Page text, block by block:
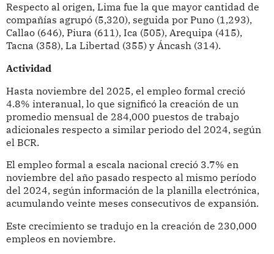
Respecto al origen, Lima fue la que mayor cantidad de
compañías agrupó (5,320), seguida por Puno (1,293),
Callao (646), Piura (611), Ica (505), Arequipa (415),
Tacna (358), La Libertad (355) y Áncash (314).
Actividad
Hasta noviembre del 2025, el empleo formal creció
4.8% interanual, lo que significó la creación de un
promedio mensual de 284,000 puestos de trabajo
adicionales respecto a similar periodo del 2024, según
el BCR.
El empleo formal a escala nacional creció 3.7% en
noviembre del año pasado respecto al mismo período
del 2024, según información de la planilla electrónica,
acumulando veinte meses consecutivos de expansión.
Este crecimiento se tradujo en la creación de 230,000
empleos en noviembre.